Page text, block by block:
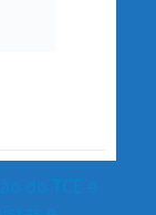
do TCE e